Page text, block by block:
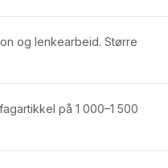
og lenkearbeid. Større
på 1 000–1 500